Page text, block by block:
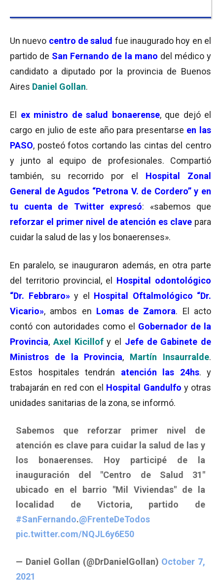
Un nuevo centro de salud fue inaugurado hoy en el
partido de San Fernando de la mano del médico y
candidato a diputado por la provincia de Buenos
Aires Daniel Gollan.
El ex ministro de salud bonaerense, que dejó el
cargo en julio de este año para presentarse en las
PASO, posteó fotos cortando las cintas del centro
y junto al equipo de profesionales. Compartió
también, su recorrido por el Hospital Zonal
General de Agudos “Petrona V. de Cordero” y en
tu cuenta de Twitter expresó: «sabemos que
reforzar el primer nivel de atención es clave para
cuidar la salud de las y los bonaerenses».
En paralelo, se inauguraron además, en otra parte
del territorio provincial, el Hospital odontológico
“Dr. Febbraro»y el
Hospital Oftalmológico “Dr.
Vicario», ambos en Lomas de Zamora. El acto
contó con autoridades como el Gobernador de la
Provincia, Axel Kicillof y el Jefe de Gabinete de
Ministros
de la Provincia, Martín Insaurralde.
Estos hospitales tendrán atención las 24hs. y
trabajarán en red con el Hospital Gandulfo y otras
unidades sanitarias de la zona, se informó.
Sabemos que reforzar primer nivel de
atención es clave para cuidar la salud de las y
los bonaerenses. Hoy participé de la
inauguración del "Centro de Salud 31"
ubicado en el barrio "Mil Viviendas" de la
localidad de Victoria, partido de
#SanFernando.@FrenteDeTodos
pic.twitter.com/NQJL6y6E50
— Daniel Gollan (@DrDanielGollan) October 7,
2021